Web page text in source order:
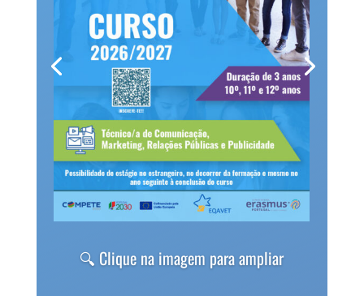
🔍 Clique na imagem para ampliar